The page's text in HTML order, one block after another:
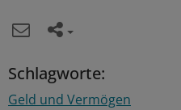
Schlagworte:
Geld und Vermögen